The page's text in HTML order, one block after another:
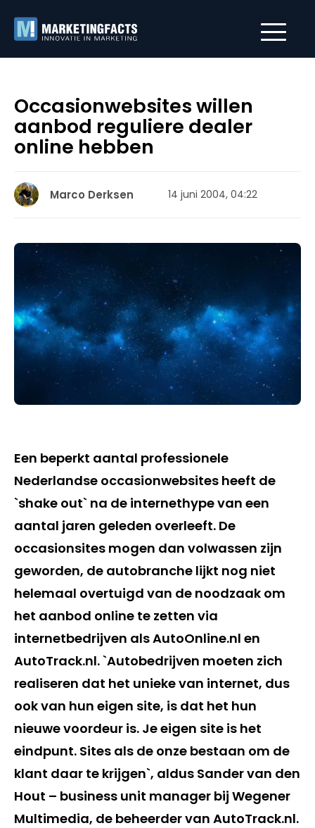
Occasionwebsites willen
aanbod reguliere dealer
online hebben
Marco Derksen 14 juni 2004, 04:22
Een beperkt aantal professionele
Nederlandse occasionwebsites heeft de
`shake out` na de internethype van een
aantal jaren geleden overleeft. De
occasionsites mogen dan volwassen zijn
geworden, de autobranche lijkt nog niet
helemaal overtuigd van de noodzaak om
het aanbod online te zetten via
internetbedrijven als AutoOnline.nl en
AutoTrack.nl. `Autobedrijven moeten zich
realiseren dat het unieke van internet, dus
ook van hun eigen site, is dat het hun
nieuwe voordeur is. Je eigen site is het
eindpunt. Sites als de onze bestaan om de
klant daar te krijgen`, aldus Sander van den
Hout – business unit manager bij Wegener
Multimedia, de beheerder van AutoTrack.nl.